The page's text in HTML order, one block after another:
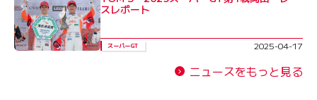
スレポート
スーパーGT 2025-04-17
ニュースをもっと見る